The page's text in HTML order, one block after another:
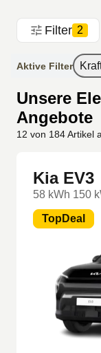
Steuervorteilen
Bafa-Prämie.
Filter 2
Aktive Filter
Unsere
Angebote
12 von 184Artikel
Kia EV3
58 kWh 150
TopDeal